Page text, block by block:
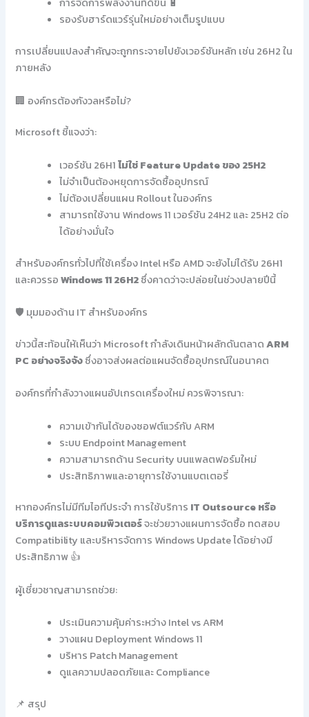
รองรับฮาร์ดแวร์รุ่นใหม่อย่างเต็มรูปแบบ
การเปลี่ยนแปลงสำคัญจะถูกกระจายไปยังเวอร์ชันหลัก เช่น 26H2 ใน
ภายหลัง
🏢 องค์กรต้องกังวลหรือไม่?
Microsoft ชี้แจงว่า:
เวอร์ชัน 26H1ไม่ใช่ Feature Update ของ 25H2
ไม่จำเป็นต้องหยุดการจัดซื้ออุปกรณ์
ไม่ต้องเปลี่ยนแผน Rollout ในองค์กร
สามารถใช้งาน Windows 11 เวอร์ชัน 24H2 และ 25H2 ต่อ
ได้อย่างมั่นใจ
สำหรับองค์กรทั่วไปที่ใช้เครื่อง Intel หรือ AMD จะยังไม่ได้รับ 26H1
และควรรอWindows 11 26H2ซึ่งคาดว่าจะปล่อยในช่วงปลายปีนี้
🛡️ มุมมองด้าน IT สำหรับองค์กร
ข่าวนี้สะท้อนให้เห็นว่า Microsoft กำลังเดินหน้าผลักดันตลาดARM
PC อย่างจริงจังซึ่งอาจส่งผลต่อแผนจัดซื้ออุปกรณ์ในอนาคต
องค์กรที่กำลังวางแผนอัปเกรดเครื่องใหม่ ควรพิจารณา:
ความเข้ากันได้ของซอฟต์แวร์กับ ARM
ระบบ Endpoint Management
ความสามารถด้าน Security บนแพลตฟอร์มใหม่
ประสิทธิภาพและอายุการใช้งานแบตเตอรี่
หากองค์กรไม่มีทีมไอทีประจำ การใช้บริการ IT Outsource หรือ
บริการดูแลระบบคอมพิวเตอร์จะช่วยวางแผนการจัดซื้อ ทดสอบ
Compatibility และบริหารจัดการ Windows Update ได้อย่างมี
ประสิทธิภาพ 👍
ผู้เชี่ยวชาญสามารถช่วย:
ประเมินความคุ้มค่าระหว่าง Intel vs ARM
วางแผน Deployment Windows 11
บริหาร Patch Management
ดูแลความปลอดภัยและ Compliance
📌 สรุป